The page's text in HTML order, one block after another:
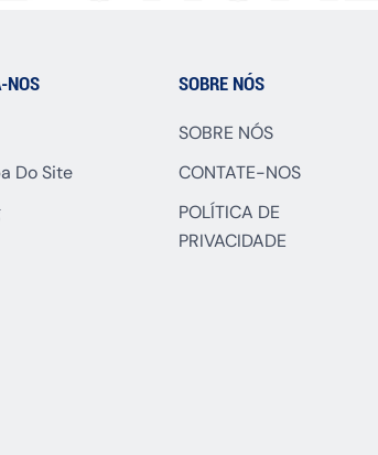
SOBRE NÓS
SOBRE NÓS
CONTATE-NOS
POLÍTICA DE
PRIVACIDADE
NOS
Do Site